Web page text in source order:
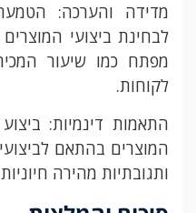
מדידה והערכה:
לבחינת ביצועי
מפתח כמו שיעור
לקוחות.
התאמות דינמיות:
המוצרים בהתאם
ותגובתיות מהירה